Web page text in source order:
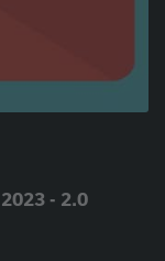
- 2.0